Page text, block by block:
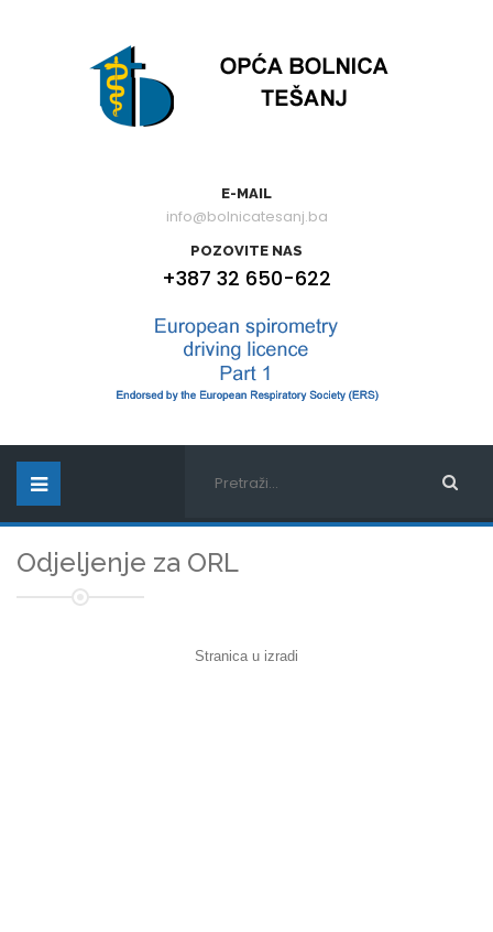
E-MAIL
info@bolnicatesanj.ba
POZOVITE NAS
+387 32 650-622
Odjeljenje za ORL
Stranica u izradi